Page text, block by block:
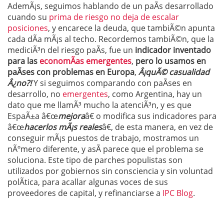
AdemÃ¡s, seguimos hablando de un paÃ­s desarrollado
cuando su prima de riesgo no deja de escalar
posiciones, y encarece la deuda, que tambiÃ©n apunta
cada dÃ­a mÃ¡s al techo. Recordemos tambiÃ©n, que la
mediciÃ³n del riesgo paÃ­s, fue un indicador inventado
para las economÃ­as emergentes, pero lo usamos en
paÃ­ses con problemas en Europa, Â¡quÃ© casualidad
Â¿no?!Y si seguimos comparando con paÃ­ses en
desarrollo, no emergentes, como Argentina, hay un
dato que me llamÃ³ mucho la atenciÃ³n, y es que
EspaÃ±a â€œmejoraâ€ o modifica sus indicadores para
â€œhacerlos mÃ¡s realesâ€, de esta manera, en vez de
conseguir mÃ¡s puestos de trabajo, mostramos un
nÃºmero diferente, y asÃ­ parece que el problema se
soluciona. Este tipo de parches populistas son
utilizados por gobiernos sin consciencia y sin voluntad
polÃ­tica, para acallar algunas voces de sus
proveedores de capital, y refinanciarse a IPC Blog.